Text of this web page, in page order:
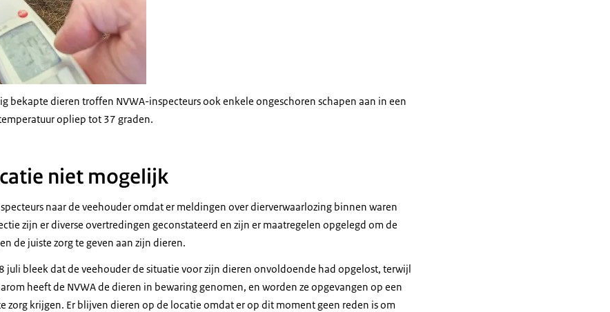
bekapte dieren troffen NVWA-inspecteurs ook enkele ongeschoren schapen aan in een
opliep tot 37 graden.
niet mogelijk
naar de veehouder omdat er meldingen over dierverwaarlozing binnen waren
zijn er diverse overtredingen geconstateerd en zijn er maatregelen opgelegd om de
de juiste zorg te geven aan zijn dieren.
juli bleek dat de veehouder de situatie voor zijn dieren onvoldoende had opgelost, terwijl
heeft de NVWA de dieren in bewaring genomen, en worden ze opgevangen op een
zorg krijgen. Er blijven dieren op de locatie omdat er op dit moment geen reden is om